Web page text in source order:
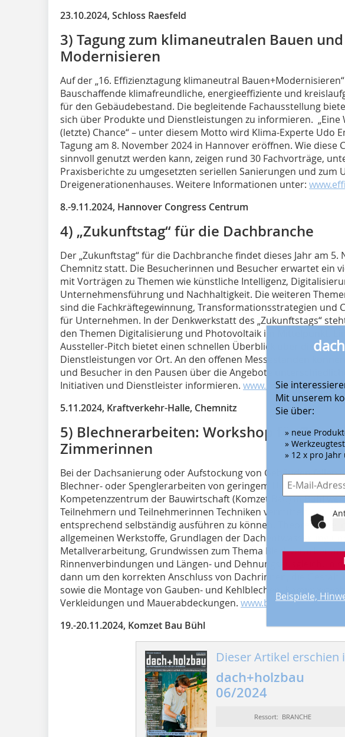
23.10.2024, Schloss Raesfeld
3) Tagung zum klimaneutralen Bauen und
Modernisieren
Auf der „16. Effizienztagung klimaneutral
Bauschaffende klimafreundliche, energieeffiziente und
für den Gebäudebestand. Die begleitende Fachausstellung
sich über Produkte und Dienstleistungen zu informieren. „Eine
(letzte) Chance“ – unter diesem Motto wird Klima-Experte Udo
Tagung am 8. November 2024 in Hannover eröffnen. Wie diese
sinnvoll genutzt werden kann, zeigen rund 30 Fachvorträge,
Praxisberichte zu umgesetzten seriellen Sanierungen und zum
Dreigenerationenhauses. Weitere Informationen unter:
8.-9.11.2024, Hannover Congress Centrum
4) „Zukunftstag“ für die Dachbranche
Der „Zukunftstag“ für die Dachbranche findet dieses Jahr am 5.
Chemnitz statt. Die Besucherinnen und Besucher erwartet ein
mit Vorträgen zu Themen wie künstliche Intelligenz,
Unternehmensführung und Nachhaltigkeit. Die weiteren
sind die Fachkräftegewinnung, Transformationsstrategien und
für Unternehmen. In der Denkwerkstatt des „Zukunftstags“
den Themen Digitalisierung und Photovoltaik im Mittelpunkt. Ein
Aussteller-Pitch bietet einen schnellen Überblick über die
Dienstleistungen vor Ort. An den offenen Messeständen können
und Besucher in den Pausen über die Angebote
Initiativen und Dienstleister informieren. www.zukunft-
5.11.2024, Kraftverkehr-Halle, Chemnitz
5) Blechnerarbeiten: Workshop für
Zimmerinnen
Bei der Dachsanierung oder Aufstockung von Gebäuden fallen
Blechner- oder Spenglerarbeiten von geringem Umfang an. In
Kompetenzzentrum der Bauwirtschaft (Komzet Bau) in Bühl
Teilnehmern und Teilnehmerinnen Techniken vermittelt, um
entsprechend selbständig ausführen zu können. Theoretische
allgemeinen Werkstoffe, Grundlagen der Dachentwässerung und
Metallverarbeitung, Grundwissen zum Thema
Rinnenverbindungen und Längen- und Dehnungsausgleich. In
dann um den korrekten Anschluss von Dachrinnen, die
sowie die Montage von Gauben- und Kehlblechen,
Verkleidungen und Mauerabdeckungen. www.bfw-
19.-20.11.2024, Komzet Bau Bühl
Dieser Artikel erschien
dach+holzbau
06/2024
Ressort: BRANCHE
Sie
Mit unserem
Sie über:
» neue
»
» 12 x pro
Beispiele,